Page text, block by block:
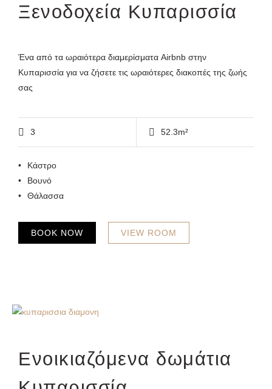
Ξενοδοχεία Κυπαρισσία
Ένα από τα ωραιότερα διαμερίσματα Airbnb στην
Κυπαρισσία για να ζήσετε τις ωραιότερες διακοπές της ζωής
σας
3 52.3m²
Κάστρο
Βουνό
Θάλασσα
VIEW ROOM
BOOK NOW
Ενοικιαζόμενα δωμάτια